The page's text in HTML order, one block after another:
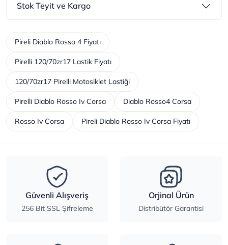
Stok Teyit ve Kargo
Pireli Diablo Rosso 4 Fiyatı
Pirelli 120/70zr17 Lastik Fiyatı
120/70zr17 Pirelli Motosiklet Lastiği
Pirelli Diablo Rosso Iv Corsa Diablo Rosso4 Corsa
Rosso Iv Corsa Pireli Diablo Rosso Iv Corsa Fiyatı
Güvenli Alışveriş
256 Bit SSL Şifreleme
Orjinal Ürün
Distribütör Garantisi